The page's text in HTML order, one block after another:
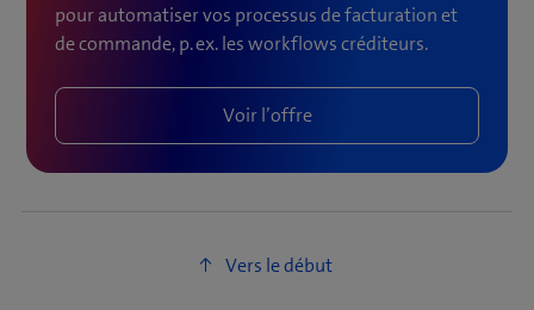
pour automatiser vos processus de facturation et
de commande, p. ex. les workflows créditeurs.
Voir l’offre